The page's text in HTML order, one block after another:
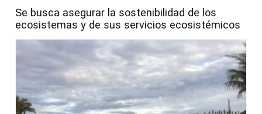
Se busca asegurar la sostenibilidad de los
ecosistemas y de sus servicios ecosistémicos